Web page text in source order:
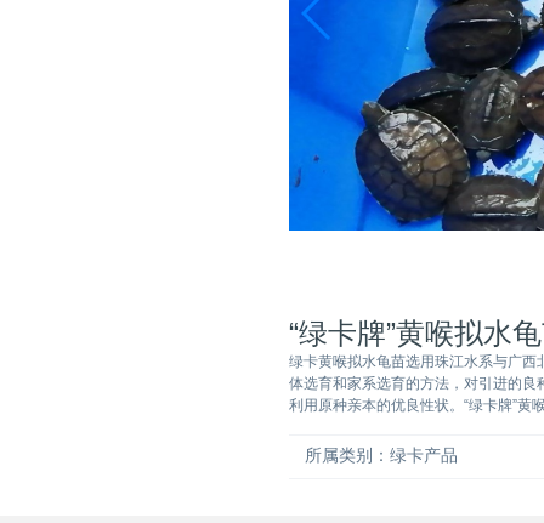
“绿卡牌”黄喉拟水
绿卡黄喉拟水龟苗选用珠江水系与广
体选育和家系选育的方法，对引进的
利用原种亲本的优良性状。“绿卡牌”
所属类别：绿卡产品